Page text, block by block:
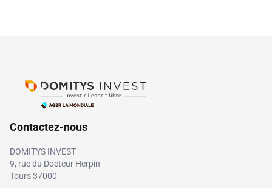
Contactez-nous
DOMITYS INVEST
9, rue du Docteur Herpin
Tours 37000